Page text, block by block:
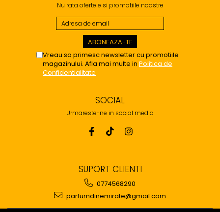
Nu rata ofertele si promotiile noastre
Vreau sa primesc newsletter cu promotiile
magazinului. Afla mai multe in Politica de
Confidentialitate
SOCIAL
Urmareste-ne in social media
SUPORT CLIENTI
0774568290
parfumdinemirate@gmail.com